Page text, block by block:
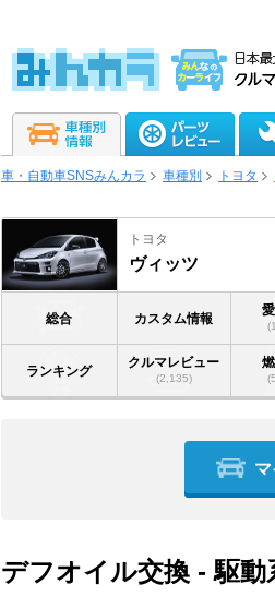
車・自動車SNSみんカラ 車種別 トヨタ
トヨタ
ヴィッツ
総合 カスタム情報
ランキング
クルマレビュー
(2,135)
デフオイル交換 - 駆動